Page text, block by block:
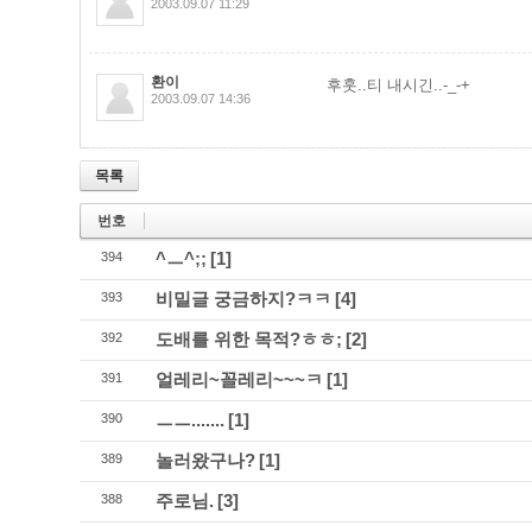
2003.09.07 11:29
환이
2003.09.07 14:36
후훗..티 내시긴..-_-+
목록
번호
394 ^ㅡ^;; [1]
393 비밀글 궁금하지?ㅋㅋ [4]
392 도배를 위한 목적?ㅎㅎ; [2]
391 얼레리~꼴레리~~~ㅋ [1]
390 ㅡㅡ.......[1]
389 놀러왔구나?[1]
388 주로님.[3]